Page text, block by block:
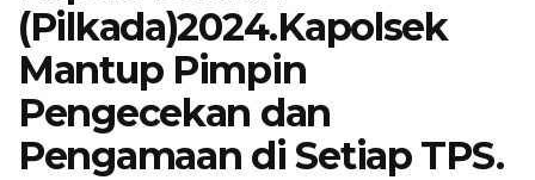
(Pilkada)2024.Kapolsek
Mantup Pimpin
Pengecekan dan
Pengamaan di Setiap TPS.